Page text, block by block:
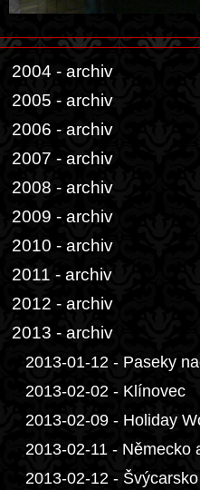
2004 - archiv
2005 - archiv
2006 - archiv
2007 - archiv
2008 - archiv
2009 - archiv
2010 - archiv
2011 - archiv
2012 - archiv
2013 - archiv
2013-01-12 - Paseky
2013-02-02 - Klínovec
2013-02-09 - Holiday
2013-02-11 - Německo
2013-02-12 - Švýcarsko